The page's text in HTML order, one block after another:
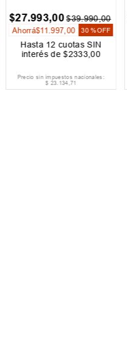
$27.993,00 $39.990,00
Ahorrá$11 .997, 00 30 %OFF
Hasta 12 cuotas SIN
interés de$2333 ,00
Precio sin impuestos nacionales:
$ 23.134,71